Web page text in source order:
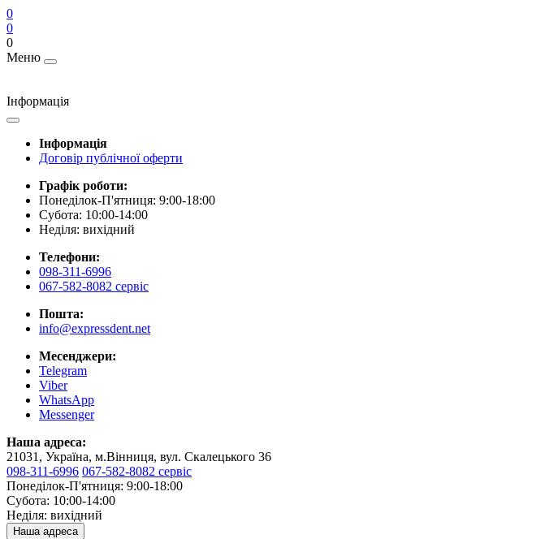
0
0
0
Меню
Інформація
Інформація
Договір публічної оферти
Графік роботи:
Понеділок-П'ятниця: 9:00-18:00
Субота: 10:00-14:00
Неділя: вихідний
Телефони:
098-311-6996
067-582-8082 сервіс
Пошта:
info@expressdent.net
Месенджери:
Telegram
Viber
WhatsApp
Messenger
Наша адреса:
21031, Україна, м.Вінниця, вул. Скалецького 36
098-311-6996 067-582-8082 сервіс
Понеділок-П'ятниця: 9:00-18:00
Субота: 10:00-14:00
Неділя: вихідний
Наша адреса